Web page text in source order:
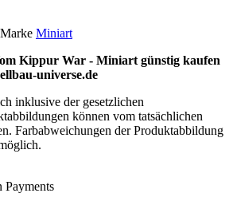
Miniart
Kippur War - Miniart günstig kaufen
universe.de
inklusive der gesetzlichen
können vom tatsächlichen
Farbabweichungen der Produktabbildung